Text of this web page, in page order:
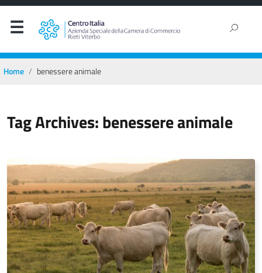
Home benessere animale
Tag Archives: benessere animale